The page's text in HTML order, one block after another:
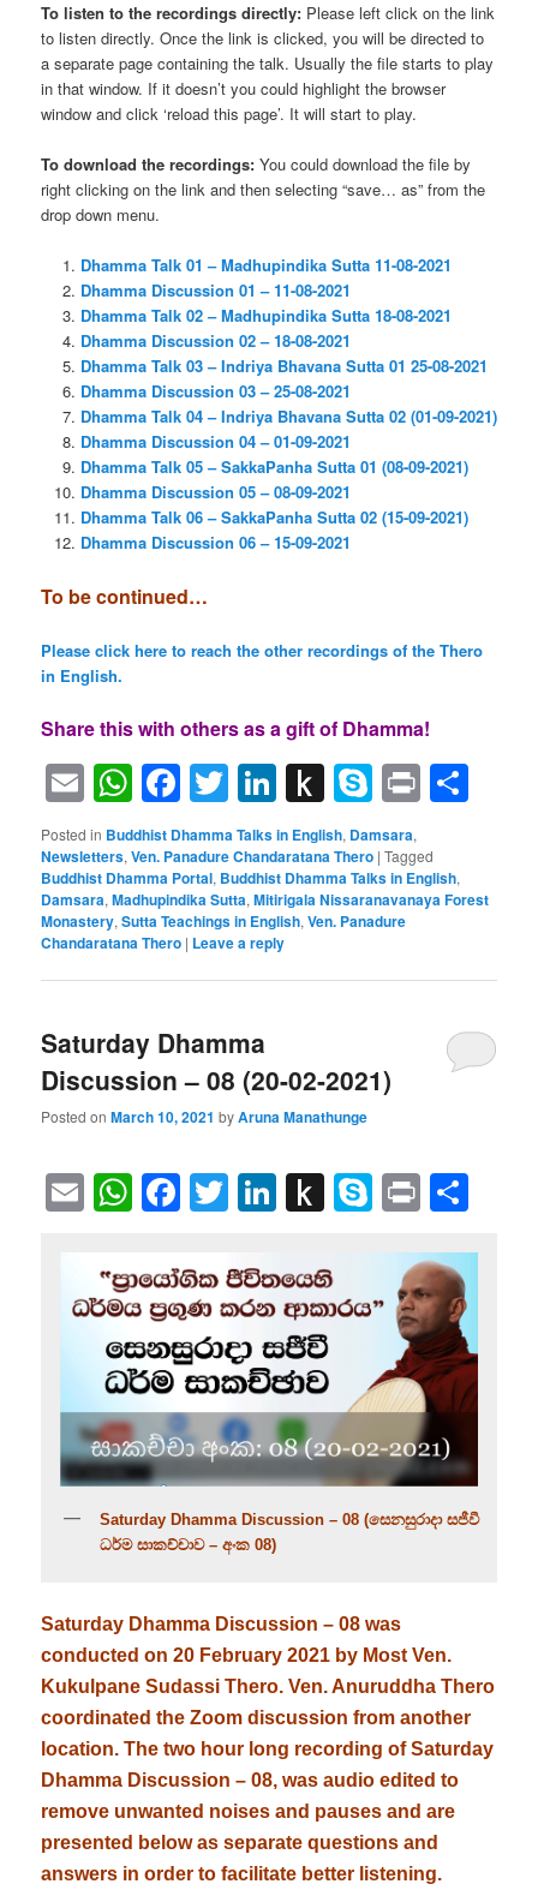
To listen to the recordings directly: Please left click on the link
to listen directly. Once the link is clicked, you will be directed to
a separate page containing the talk. Usually the file starts to play
in that window. If it doesn’t you could highlight the browser
window and click ‘reload this page’. It will start to play.
To download the recordings: You could download the file by
right clicking on the link and then selecting “save… as” from the
drop down menu.
Dhamma Talk 01 – Madhupindika Sutta 11-08-2021
Dhamma Discussion 01 – 11-08-2021
Dhamma Talk 02 – Madhupindika Sutta 18-08-2021
Dhamma Discussion 02 – 18-08-2021
Dhamma Talk 03 – Indriya Bhavana Sutta 01 25-08-2021
Dhamma Discussion 03 – 25-08-2021
Dhamma Talk 04 – Indriya Bhavana Sutta 02 (01-09-2021)
Dhamma Discussion 04 – 01-09-2021
Dhamma Talk 05 – SakkaPanha Sutta 01 (08-09-2021)
Dhamma Discussion 05 – 08-09-2021
Dhamma Talk 06 – SakkaPanha Sutta 02 (15-09-2021)
Dhamma Discussion 06 – 15-09-2021
To be continued…
Please click here to reach the other recordings of the Thero
in English.
Share this with others as a gift of Dhamma!
EmailWhatsApp
Facebook
Twitter
LinkedIn
Push
to
Kindle
Skype
Print
Posted in Buddhist Dhamma Talks in English, Damsara,
Newsletters,Ven. Panadure Chandaratana Thero |Tagged
Buddhist Dhamma Portal, Buddhist Dhamma Talks in English,
Damsara,Madhupindika Sutta,Mitirigala Nissaranavanaya Forest
Monastery,Sutta Teachings in English,Ven. Panadure
Chandaratana Thero | Leave a reply
Saturday Dhamma
Discussion – 08 (20-02-2021)
Posted onMarch 10, 2021 byAruna Manathunge
EmailWhatsApp
Facebook
Twitter
LinkedIn
Push
to
Kindle
Skype
Print
Saturday Dhamma Discussion – 08 (සෙනසුරාදා සජීවී
ධර්ම සාකච්චාව – අංක 08)
Saturday Dhamma Discussion – 08 was
conducted on 20 February 2021 by Most Ven.
Kukulpane Sudassi Thero. Ven. Anuruddha Thero
coordinated the Zoom discussion from another
location. The two hour long recording of Saturday
Dhamma Discussion – 08, was audio edited to
remove unwanted noises and pauses and are
presented below as separate questions and
answers in order to facilitate better listening.